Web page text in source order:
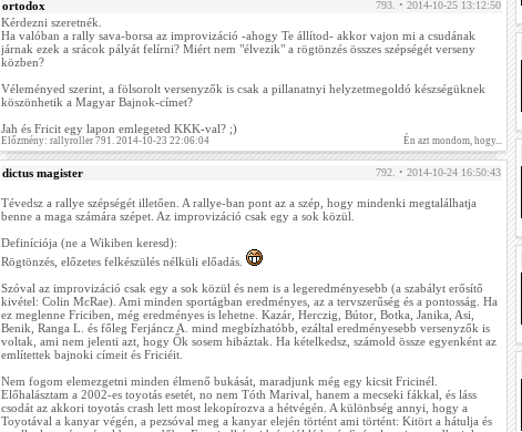
ortodox 793. • 2014-10-25 13:12:50
Kérdezni szeretnék.
Ha valóban a rally sava-borsa az improvizáció -ahogy Te állítod- akkor vajon mi a csudának
járnak ezek a srácok pályát felírni? Miért nem "élvezik" a rögtönzés összes szépségét verseny
közben?
Véleményed szerint, a fölsorolt versenyzők is csak a pillanatnyi helyzetmegoldó készségüknek
köszönhetik a Magyar Bajnok-címet?
Jah és Fricit egy lapon emlegeted KKK-val? ;)
Előzmény: rallyroller 791. 2014-10-23 22:06:04 Én azt mondom, hogy...
dictus magister 792. • 2014-10-24 16:50:43
Tévedsz a rallye szépségét illetően. A rallye-ban pont az a szép, hogy mindenki megtalálhatja
benne a maga számára szépet. Az improvizáció csak egy a sok közül.
Definíciója (ne a Wikiben keresd):
Rögtönzés, előzetes felkészülés nélküli előadás.
Szóval az improvizáció csak egy a sok közül és nem is a legeredményesebb (a szabályt erősítő
kivétel: Colin McRae). Ami minden sportágban eredményes, az a tervszerűség és a pontosság. Ha
ez meglenne Friciben, még eredményes is lehetne. Kazár, Herczig, Bútor, Botka, Janika, Asi,
Benik, Ranga L. és főleg Ferjáncz A. mind megbízhatóbb, ezáltal eredményesebb versenyzők is
voltak, ami nem jelenti azt, hogy Ők sosem hibáztak. Ha kételkedsz, számold össze egyenként az
említettek bajnoki címeit és Friciéit.
Nem fogom elemezgetni minden élmenő bukását, maradjunk még egy kicsit Fricinél.
Előhalásztam a 2002-es toyotás esetét, no nem Tóth Marival, hanem a mecseki fákkal, és láss
csodát az akkori toyotás crash lett most lekopírozva a hétvégén. A különbség annyi, hogy a
Toyotával a kanyar végén, a pezsóval meg a kanyar elején történt ami történt: Kitört a hátulja és